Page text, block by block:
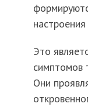
Это
симптомов
Они